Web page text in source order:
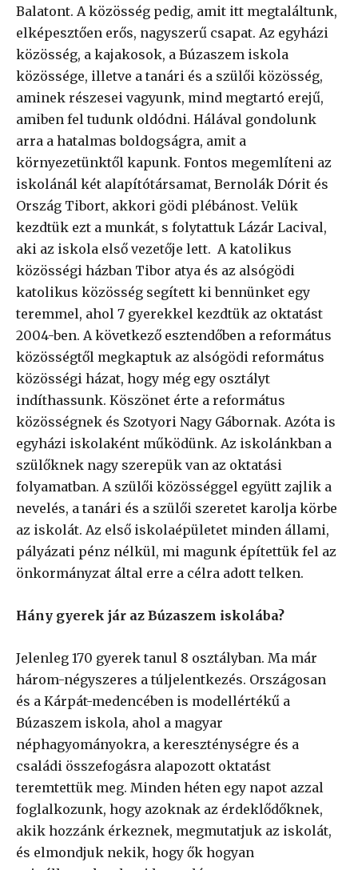
Balatont. A közösség pedig, amit itt megtaláltunk,
elképesztően erős, nagyszerű csapat. Az egyházi
közösség, a kajakosok, a Búzaszem iskola
közössége, illetve a tanári és a szülői közösség,
aminek részesei vagyunk, mind megtartó erejű,
amiben fel tudunk oldódni. Hálával gondolunk
arra a hatalmas boldogságra, amit a
környezetünktől kapunk. Fontos megemlíteni az
iskolánál két alapítótársamat, Bernolák Dórit és
Ország Tibort, akkori gödi plébánost. Velük
kezdtük ezt a munkát, s folytattuk Lázár Lacival,
aki az iskola első vezetője lett. A katolikus
közösségi házban Tibor atya és az alsógödi
katolikus közösség segített ki bennünket egy
teremmel, ahol 7 gyerekkel kezdtük az oktatást
2004-ben. A következő esztendőben a református
közösségtől megkaptuk az alsógödi református
közösségi házat, hogy még egy osztályt
indíthassunk. Köszönet érte a református
közösségnek és Szotyori Nagy Gábornak. Azóta is
egyházi iskolaként működünk. Az iskolánkban a
szülőknek nagy szerepük van az oktatási
folyamatban. A szülői közösséggel együtt zajlik a
nevelés, a tanári és a szülői szeretet karolja körbe
az iskolát. Az első iskolaépületet minden állami,
pályázati pénz nélkül, mi magunk építettük fel az
önkormányzat által erre a célra adott telken.
Hány gyerek jár az Búzaszem iskolába?
Jelenleg 170 gyerek tanul 8 osztályban. Ma már
három-négyszeres a túljelentkezés. Országosan
és a Kárpát-medencében is modellértékű a
Búzaszem iskola, ahol a magyar
néphagyományokra, a kereszténységre és a
családi összefogásra alapozott oktatást
teremtettük meg. Minden héten egy napot azzal
foglalkozunk, hogy azoknak az érdeklődőknek,
akik hozzánk érkeznek, megmutatjuk az iskolát,
és elmondjuk nekik, hogy ők hogyan